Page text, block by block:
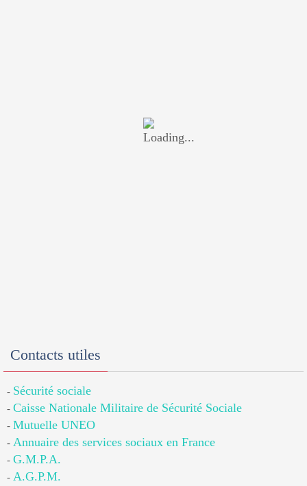
Contacts utiles
- Sécurité sociale
- Caisse Nationale Militaire de Sécurité Sociale
- Mutuelle UNEO
- Annuaire des services sociaux en France
- G.M.P.A.
- A.G.P.M.